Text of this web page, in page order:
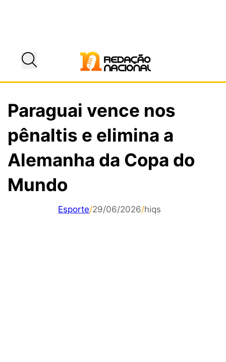
Paraguai vence nos
pênaltis e elimina a
Alemanha da Copa do
Mundo
Esporte/29/06/2026/hiqs